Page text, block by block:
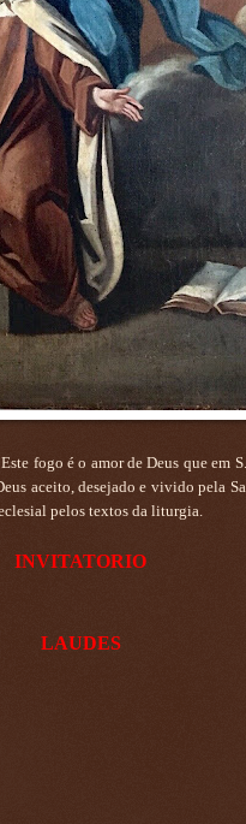
fogo é o amor de Deus que em
aceito, desejado e vivido pela
pelos textos da liturgia.
INVITATORIO
LAUDES